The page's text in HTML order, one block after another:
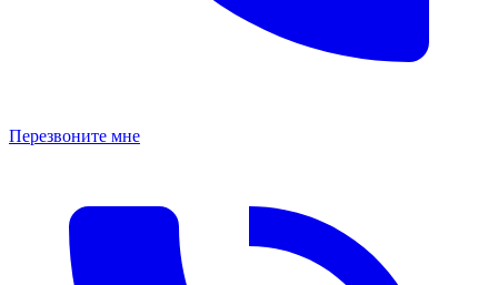
Перезвоните мне